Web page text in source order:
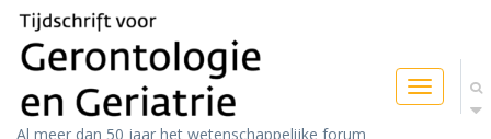
Toggle
navigation
Al meer dan 50 jaar het wetenschappelijke forum